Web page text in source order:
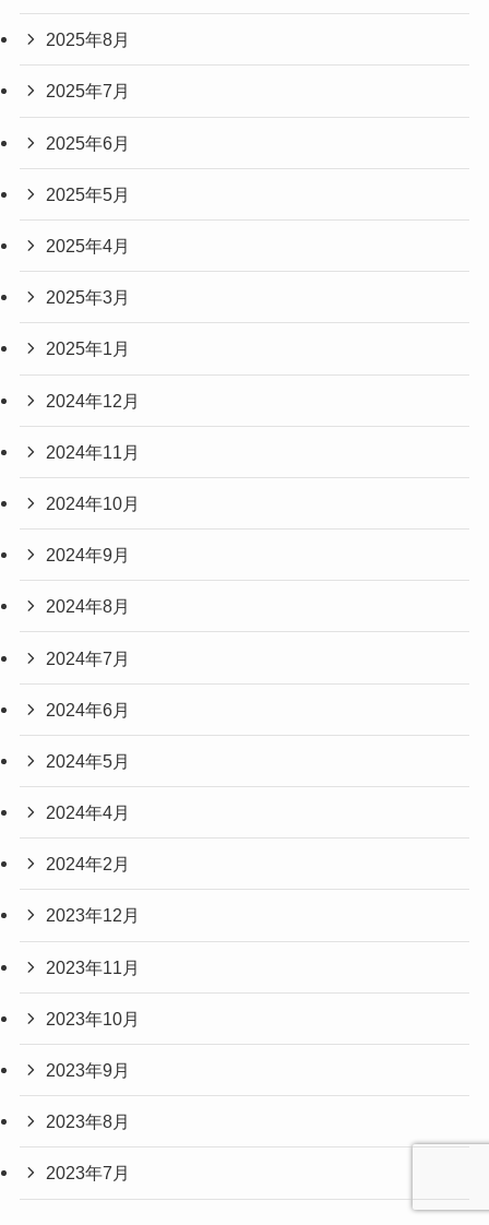
2025年8月
2025年7月
2025年6月
2025年5月
2025年4月
2025年3月
2025年1月
2024年12月
2024年11月
2024年10月
2024年9月
2024年8月
2024年7月
2024年6月
2024年5月
2024年4月
2024年2月
2023年12月
2023年11月
2023年10月
2023年9月
2023年8月
2023年7月